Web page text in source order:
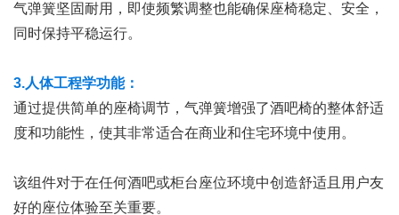
气弹簧坚固耐用，即使频繁调整也能确保座椅稳定、安全，
同时保持平稳运行。
3.人体工程学功能：
通过提供简单的座椅调节，气弹簧增强了酒吧椅的整体舒适
度和功能性，使其非常适合在商业和住宅环境中使用。
该组件对于在任何酒吧或柜台座位环境中创造舒适且用户友
好的座位体验至关重要。